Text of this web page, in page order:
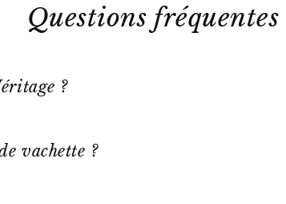
Questions fréquentes
?
vachette ?